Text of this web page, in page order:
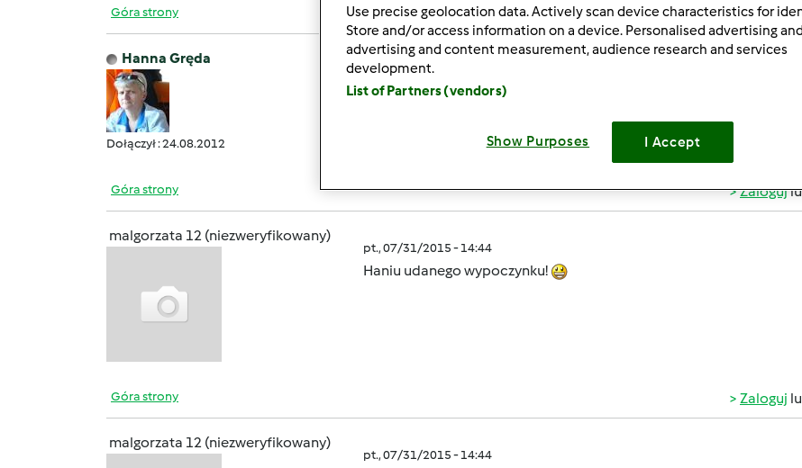
Góra strony Zaloguj
Hanna Gręda
Dołączył : 24.08.2012
czw., 07/30/2015 - 19:49
Moje drogie do zobaczenia 24sierpnia
Góra strony Zaloguj
malgorzata 12 (niezweryfikowany)
pt., 07/31/2015 - 14:44
Haniu udanego wypoczynku!
Góra strony Zaloguj
malgorzata 12 (niezweryfikowany)
pt., 07/31/2015 - 14:44
Use precise geolocation data. Actively scan device characteristics for
Store and/or access information on a device. Personalised advertising
advertising and content measurement, audience research and services
development.
List of Partners (vendors)
Show Purposes I Accept